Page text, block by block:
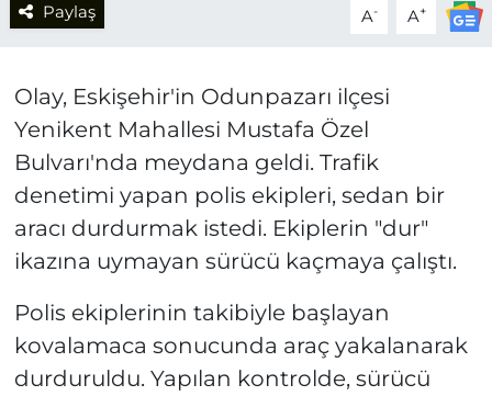
Paylaş A- A+
Olay, Eskişehir'in Odunpazarı ilçesi
Yenikent Mahallesi Mustafa Özel
Bulvarı'nda meydana geldi. Trafik
denetimi yapan polis ekipleri, sedan bir
aracı durdurmak istedi. Ekiplerin "dur"
ikazına uymayan sürücü kaçmaya çalıştı.
Polis ekiplerinin takibiyle başlayan
kovalamaca sonucunda araç yakalanarak
durduruldu. Yapılan kontrolde, sürücü